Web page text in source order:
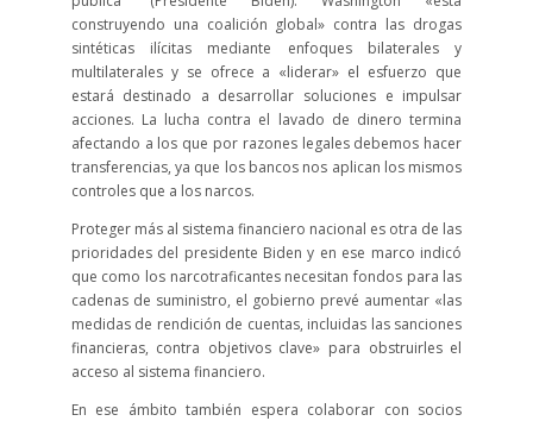
construyendo una coalición global» contra las drogas
sintéticas ilícitas mediante enfoques bilaterales y
multilaterales y se ofrece a «liderar» el esfuerzo que
estará destinado a desarrollar soluciones e impulsar
acciones. La lucha contra el lavado de dinero termina
afectando a los que por razones legales debemos hacer
transferencias, ya que los bancos nos aplican los mismos
controles que a los narcos.
Proteger más al sistema financiero nacional es otra de las
prioridades del presidente Biden y en ese marco indicó
que como los narcotraficantes necesitan fondos para las
cadenas de suministro, el gobierno prevé aumentar «las
medidas de rendición de cuentas, incluidas las sanciones
financieras, contra objetivos clave» para obstruirles el
acceso al sistema financiero.
En ese ámbito también espera colaborar con socios